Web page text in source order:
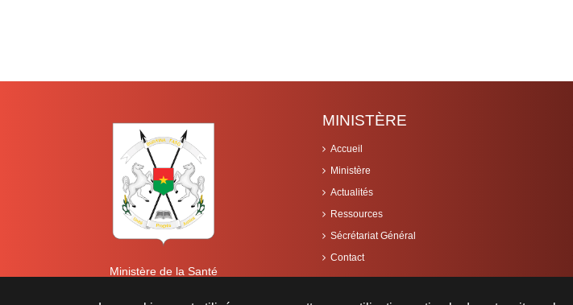
Ministère de la Santé
MINISTÈRE
Accueil
Ministère
Actualités
Ressources
Sécrétariat Général
Contact